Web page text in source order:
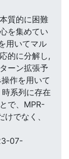
質的に困難
を集めてい
用いてマル
的に分解し,
ーン拡張予
作を用いて
系列に存在
で、MPR-
でなく、
07-